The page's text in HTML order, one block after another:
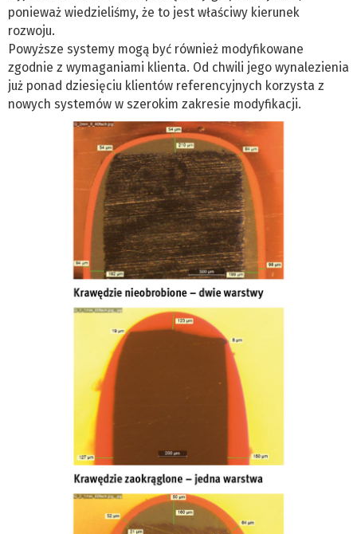
ponieważ wiedzieliśmy, że to jest właściwy kierunek
rozwoju.
Powyższe systemy mogą być również modyfikowane
zgodnie z wymaganiami klienta. Od chwili jego wynalezienia
już ponad dziesięciu klientów referencyjnych korzysta z
nowych systemów w szerokim zakresie modyfikacji.